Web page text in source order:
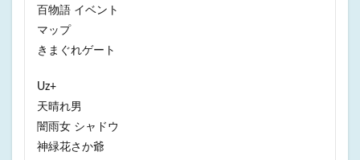
百物語 イベント
マップ
きまぐれゲート
Uz+
天晴れ男
闇雨女 シャドウ
神緑花さか爺